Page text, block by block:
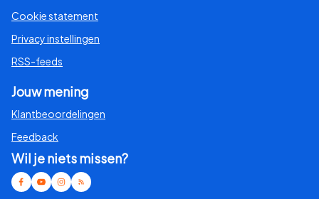
Cookie statement
Privacy instellingen
RSS-feeds
Jouw mening
Klantbeoordelingen
Feedback
Wil je niets missen?